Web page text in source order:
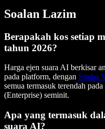
Soalan Lazim
Berapakah kos setiap
tahun 2026?
Harga ejen suara AI berkisar
pada platform, dengan Simba
semua termasuk terendah
(Enterprise) seminit.
Apa yang termasuk
suara AI?